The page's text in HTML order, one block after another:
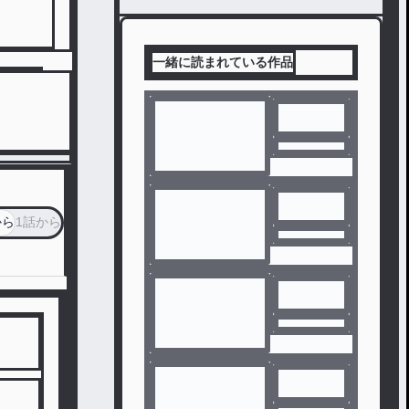
1話から
一緒に読まれている作品